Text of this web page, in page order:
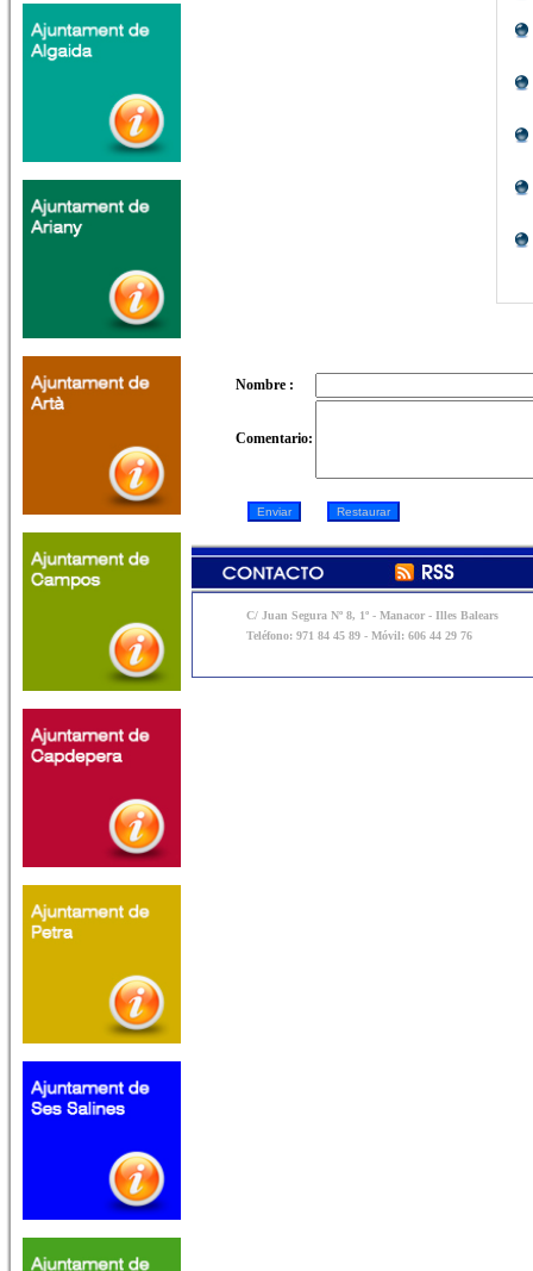
Nombre :
Comentario:
C/ Juan Segura Nº 8, 1º - Manacor - Illes Balears
Teléfono: 971 84 45 89 - Móvil: 606 44 29 76